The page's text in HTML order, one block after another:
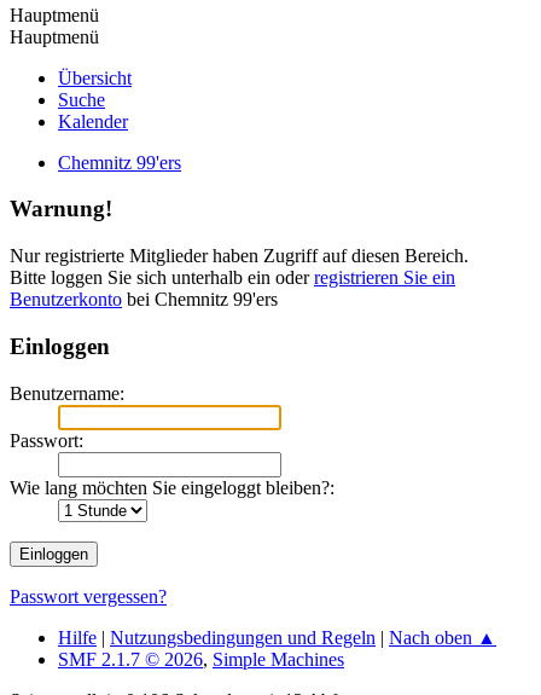
Hauptmenü
Hauptmenü
Übersicht
Suche
Kalender
Chemnitz 99'ers
Warnung!
Nur registrierte Mitglieder haben Zugriff auf diesen Bereich.
Bitte loggen Sie sich unterhalb ein oderregistrieren Sie ein
Benutzerkonto bei Chemnitz 99'ers
Einloggen
Benutzername:
Passwort:
Wie lang möchten Sie eingeloggt bleiben?:
Passwort vergessen?
Hilfe | Nutzungsbedingungen und Regeln | Nach oben ▲
SMF 2.1.7 © 2026, Simple Machines